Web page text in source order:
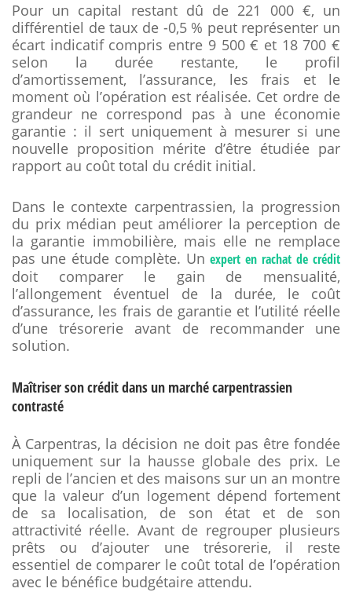
Pour un capital restant dû de 221 000 €, un
différentiel de taux de -0,5 % peut représenter un
écart indicatif compris entre 9 500 € et 18 700 €
selon la durée restante, le profil
d’amortissement, l’assurance, les frais et le
moment où l’opération est réalisée. Cet ordre de
grandeur ne correspond pas à une économie
garantie : il sert uniquement à mesurer si une
nouvelle proposition mérite d’être étudiée par
rapport au coût total du crédit initial.
Dans le contexte carpentrassien, la progression
du prix médian peut améliorer la perception de
la garantie immobilière, mais elle ne remplace
pas une étude complète. Unexpert en rachat de crédit
doit comparer le gain de mensualité,
l’allongement éventuel de la durée, le coût
d’assurance, les frais de garantie et l’utilité réelle
d’une trésorerie avant de recommander une
solution.
Maîtriser son crédit dans un marché carpentrassien
contrasté
À Carpentras, la décision ne doit pas être fondée
uniquement sur la hausse globale des prix. Le
repli de l’ancien et des maisons sur un an montre
que la valeur d’un logement dépend fortement
de sa localisation, de son état et de son
attractivité réelle. Avant de regrouper plusieurs
prêts ou d’ajouter une trésorerie, il reste
essentiel de comparer le coût total de l’opération
avec le bénéfice budgétaire attendu.